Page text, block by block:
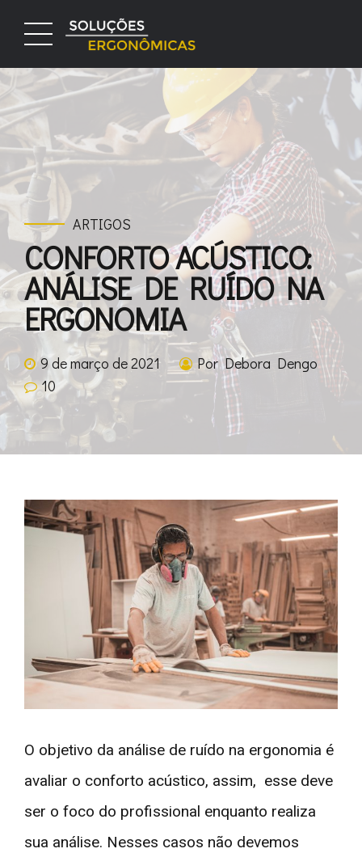
ARTIGOS
CONFORTO ACÚSTICO:
ANÁLISE DE RUÍDO NA
ERGONOMIA
9 de março de 2021
Por Debora Dengo
10
O objetivo da análise de ruído na ergonomia é
avaliar o conforto acústico, assim, esse deve
ser o foco do profissional enquanto realiza
sua análise. Nesses casos não devemos